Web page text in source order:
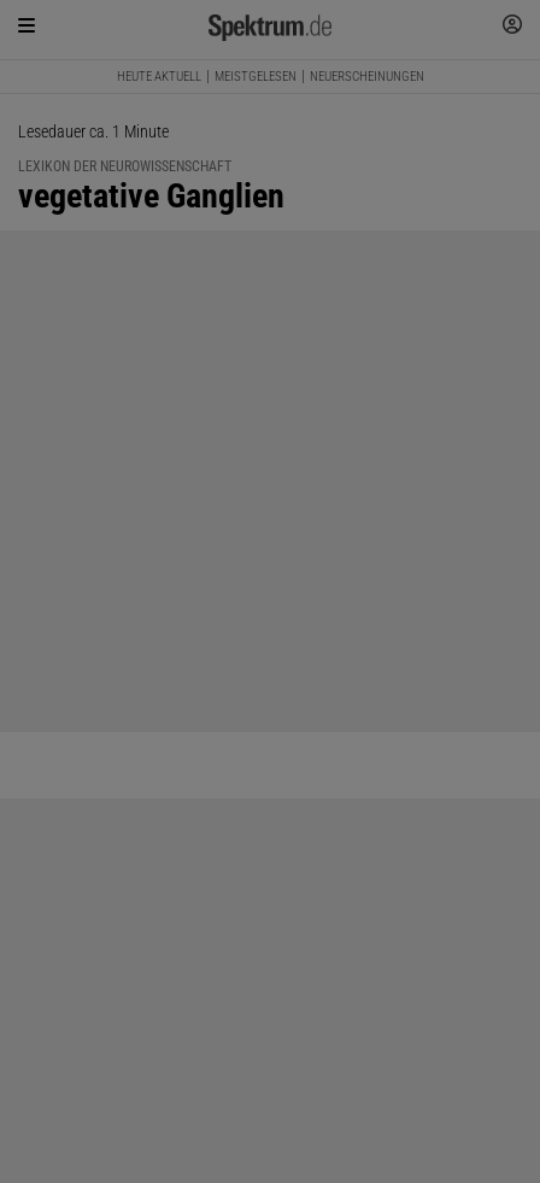
HEUTE AKTUELL MEISTGELESEN NEUERSCHEINUNGEN
Lesedauer ca. 1 Minute
LEXIKON DER NEUROWISSENSCHAFT
:
vegetative Ganglien